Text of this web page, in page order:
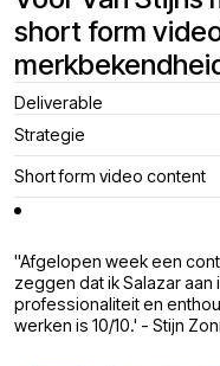
short form
Deliverable
Strategie
Short form video content
''Afgelopen week een
zeggen dat ik Salazar
professionaliteit en
werken is 10/10.' - Stijn